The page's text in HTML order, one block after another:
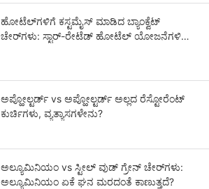
ಹೋಟೆಲ್‌ಗಳಿಗೆ ಕಸ್ಟಮೈಸ್ ಮಾಡಿದ ಬ್ಯಾಂಕ್ವೆಟ್
ಚೇರ್‌ಗಳು: ಸ್ಟಾರ್-ರೇಟೆಡ್ ಹೋಟೆಲ್ ಯೋಜನೆಗಳಿಗಾಗಿ
ಅಪ್ಹೋಲ್ಟರ್ಡ್ vs ಅಪ್ಹೋಲ್ಟರ್ಡ್ ಅಲ್ಲದ ರೆಸ್ಟೋರೆಂಟ್
ಕುರ್ಚಿಗಳು, ವ್ಯತ್ಯಾಸಗಳೇನು?
ಅಲ್ಯೂಮಿನಿಯಂ vs ಸ್ಟೀಲ್ ವುಡ್ ಗ್ರೇನ್ ಚೇರ್‌ಗಳು:
ಅಲ್ಯೂಮಿನಿಯಂ ಏಕೆ ಘನ ಮರದಂತೆ ಕಾಣುತ್ತದೆ?